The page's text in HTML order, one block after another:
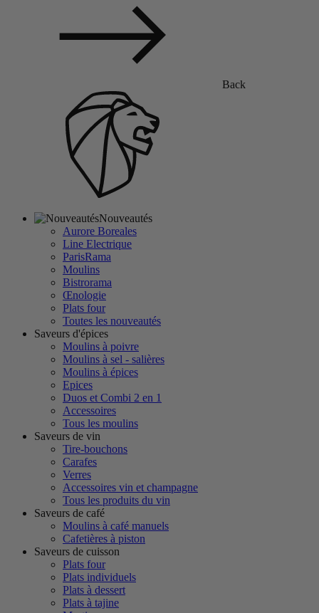
Back
Nouveautés
Aurore Boreales
Line Electrique
ParisRama
Moulins
Bistrorama
Œnologie
Plats four
Toutes les nouveautés
Saveurs d'épices
Moulins à poivre
Moulins à sel - salières
Moulins à épices
Epices
Duos et Combi 2 en 1
Accessoires
Tous les moulins
Saveurs de vin
Tire-bouchons
Carafes
Verres
Accessoires vin et champagne
Tous les produits du vin
Saveurs de café
Moulins à café manuels
Cafetières à piston
Saveurs de cuisson
Plats four
Plats individuels
Plats à dessert
Plats à tajine